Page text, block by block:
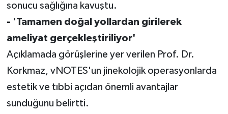
sonucu sağlığına kavuştu.
- 'Tamamen doğal yollardan girilerek
ameliyat gerçekleştiriliyor'
Açıklamada görüşlerine yer verilen Prof. Dr.
Korkmaz, vNOTES'un jinekolojik operasyonlarda
estetik ve tıbbi açıdan önemli avantajlar
sunduğunu belirtti.